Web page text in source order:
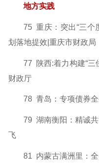
地方实践
75 重庆：突出“三
划落地提效 |重庆市财政局
77 陕西:着力构建“三
财政厅
78 青岛：专项债券
79 湖南衡阳：精诚
飞
81 内蒙古满洲里：